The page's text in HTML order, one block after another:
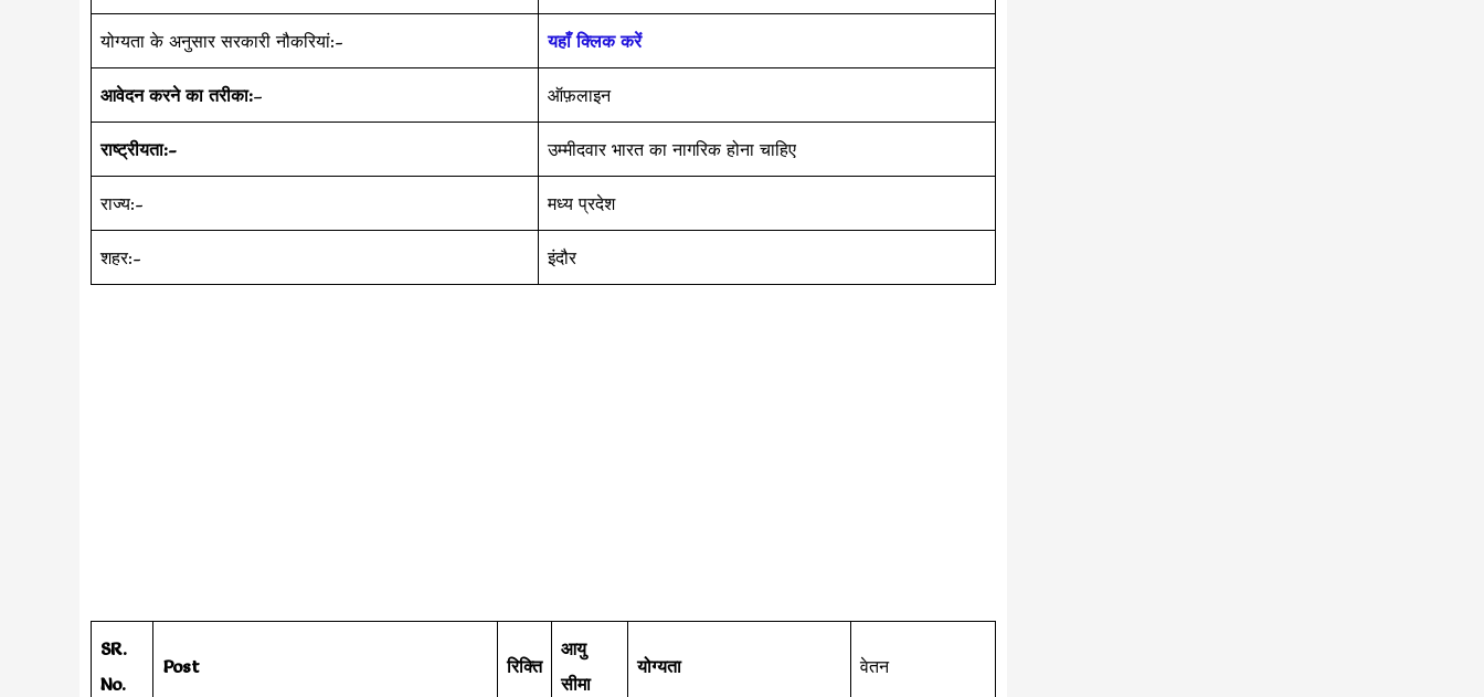
योग्यता के अनुसार सरकारी नौकरियां:- यहाँ क्लिक करें
आवेदन करने का तरीका:– ऑफ़लाइन
राष्ट्रीयता:- उम्मीदवार भारत का नागरिक होना चाहिए
राज्य:- मध्य प्रदेश
शहर:- इंदौर
SR.
No.
Post रिक्ति
आयु
सीमा
योग्यता वेतन